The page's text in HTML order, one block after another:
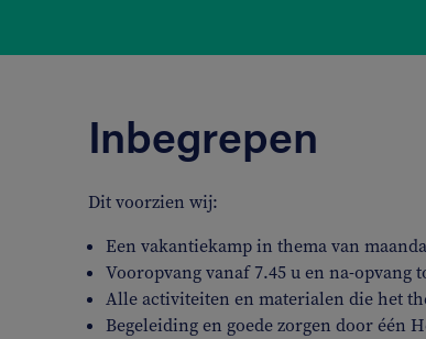
Inbegrepen
Dit voorzien wij:
Een vakantiekamp in thema van
Vooropvang vanaf 7.45 u en na-opvang
Alle activiteiten en materialen die het
Begeleiding en goede zorgen door één